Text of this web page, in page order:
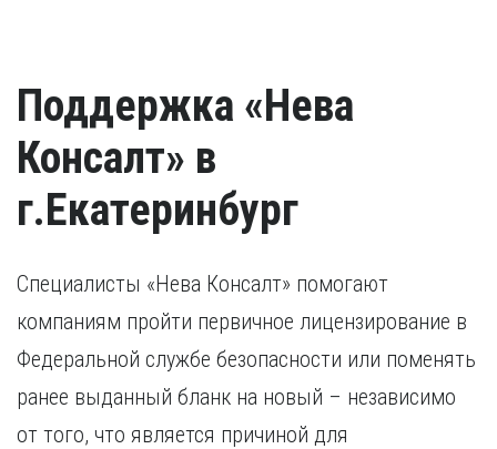
Поддержка «Нева
Консалт» в
г.Екатеринбург
Специалисты «Нева Консалт» помогают
компаниям пройти первичное лицензирование в
Федеральной службе безопасности или поменять
ранее выданный бланк на новый – независимо
от того, что является причиной для